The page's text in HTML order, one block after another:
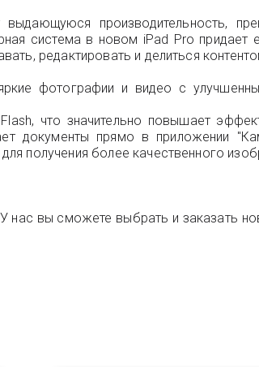
производительность,
система в новом iPad Pro придает
редактировать и делиться
фотографии и видео с
что значительно повышает
документы прямо в приложении
получения более качественного
нас вы сможете выбрать и заказать